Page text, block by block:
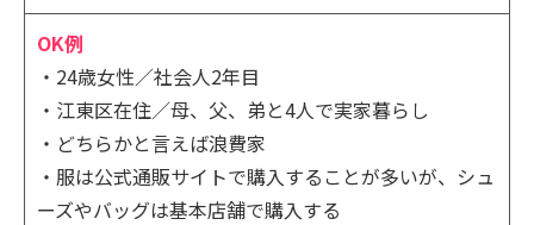
OK例
・24歳女性／社会人2年目
・江東区在住／母、父、弟と4人で実家暮らし
・どちらかと言えば浪費家
・服は公式通販サイトで購入することが多いが、シュ
ーズやバッグは基本店舗で購入する